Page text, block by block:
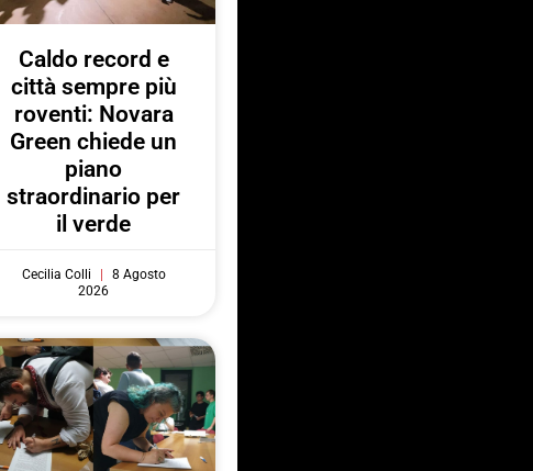
Caldo record e
città sempre più
roventi: Novara
Green chiede un
piano
straordinario per
il verde
Cecilia Colli
8 Agosto
2026